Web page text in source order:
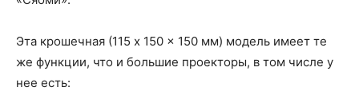
Эта крошечная (115 x 150 x 150 мм) модель имеет те
же функции, что и большие проекторы, в том числе у
нее есть: